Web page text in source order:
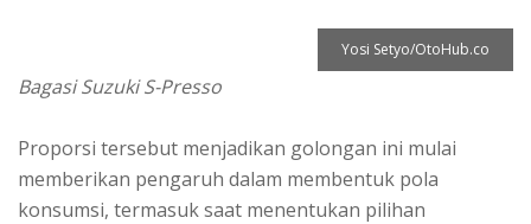
Yosi Setyo/OtoHub.co
Bagasi Suzuki S-Presso
Proporsi tersebut menjadikan golongan ini mulai
memberikan pengaruh dalam membentuk pola
konsumsi, termasuk saat menentukan pilihan